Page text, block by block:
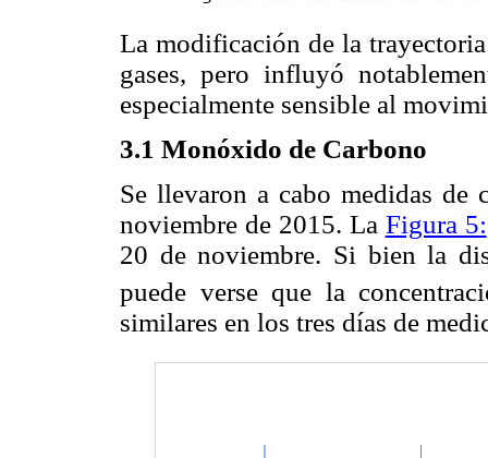
La modificación de la
gases, pero influyó
especialmente sensible al
3.1 Monóxido de Carbono
Se llevaron a cabo medidas
noviembre de 2015. La Figura 5:
20 de noviembre. Si bien la
puede verse que la
similares en los tres días de